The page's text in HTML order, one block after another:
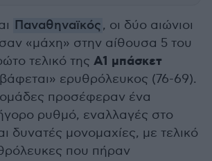
Παναθηναϊκός, οι δύο αιώνιοι
«μάχη» στην αίθουσα 5 του
τελικό της Α1 μπάσκετ
ερυθρόλευκος (76-69).
προσέφεραν ένα
ρυθμό, εναλλαγές στο
δυνατές μονομαχίες, με τελικό
που πήραν